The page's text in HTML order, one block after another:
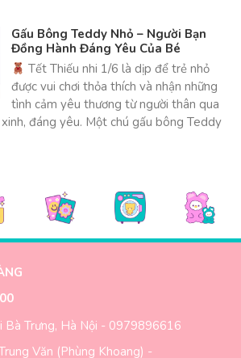
Gấu Bông Teddy Nhỏ – Người Bạn
Đồng Hành Đáng Yêu Của Bé
Tết Thiếu nhi 1/6 là dịp để trẻ nhỏ
được vui chơi thỏa thích và nhận những
tình cảm yêu thương từ người thân qua
đáng yêu. Một chú gấu bông Teddy
Bà Trưng, Hà Nội - 0979896616
Văn (Phùng Khoang) -